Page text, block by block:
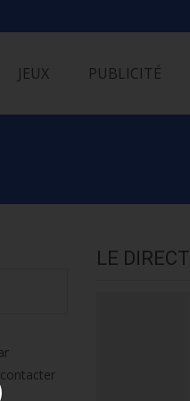
JEUX PUBLICITÉ
LE DIRECT